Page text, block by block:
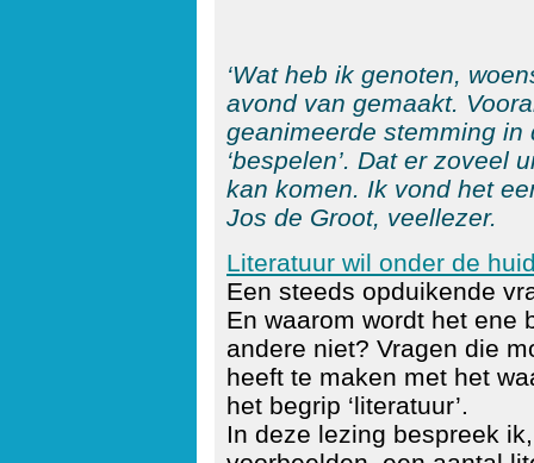
‘Wat heb ik genoten,
avond van gemaakt.
geanimeerde stemming
‘bespelen’. Dat er zoveel
kan komen. Ik vond het
Jos de Groot, veellezer.
Literatuur wil onder de
Een steeds opduikende
En waarom wordt het ene
andere niet? Vragen die
heeft te maken met het
het begrip ‘literatuur’.
In deze lezing bespreek